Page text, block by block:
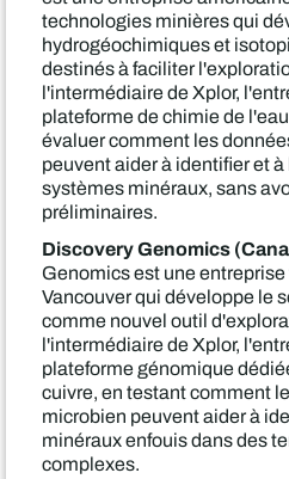
technologies minières qui
hydrogéochimiques et
destinés à faciliter
l'intermédiaire de Xplor,
plateforme de chimie de
évaluer comment les
peuvent aider à identifier et
systèmes minéraux, sans
préliminaires.
Discovery Genomics
Genomics est une
Vancouver qui développe le
comme nouvel outil
l'intermédiaire de Xplor,
plateforme génomique
cuivre, en testant comment
microbien peuvent aider à
minéraux enfouis dans des
complexes.